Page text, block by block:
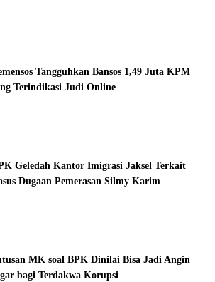
Tangguhkan Bansos 1,49 Juta KPM
Terindikasi Judi Online
Geledah Kantor Imigrasi Jaksel Terkait
Dugaan Pemerasan Silmy Karim
MK soal BPK Dinilai Bisa Jadi Angin
bagi Terdakwa Korupsi